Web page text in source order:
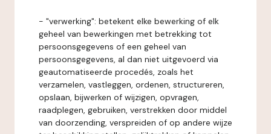
- "verwerking": betekent elke bewerking of elk
geheel van bewerkingen met betrekking tot
persoonsgegevens of een geheel van
persoonsgegevens, al dan niet uitgevoerd via
geautomatiseerde procedés, zoals het
verzamelen, vastleggen, ordenen, structureren,
opslaan, bijwerken of wijzigen, opvragen,
raadplegen, gebruiken, verstrekken door middel
van doorzending, verspreiden of op andere wijze